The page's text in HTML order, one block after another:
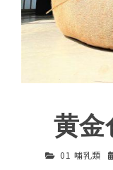
黄金
01 哺乳類